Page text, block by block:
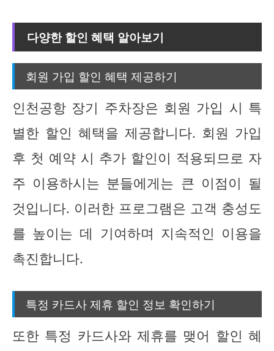
다양한 할인 혜택 알아보기
회원 가입 할인 혜택 제공하기
인천공항 장기 주차장은 회원 가입 시 특
별한 할인 혜택을 제공합니다. 회원 가입
후 첫 예약 시 추가 할인이 적용되므로 자
주 이용하시는 분들에게는 큰 이점이 될
것입니다. 이러한 프로그램은 고객 충성도
를 높이는 데 기여하며 지속적인 이용을
촉진합니다.
특정 카드사 제휴 할인 정보 확인하기
또한 특정 카드사와 제휴를 맺어 할인 혜